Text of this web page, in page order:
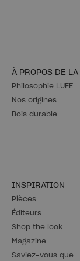
À PROPOS DE LA
Philosophie LUFE
Nos origines
Bois durable
INSPIRATION
Pièces
Éditeurs
Shop the look
Magazine
Saviez-vous que